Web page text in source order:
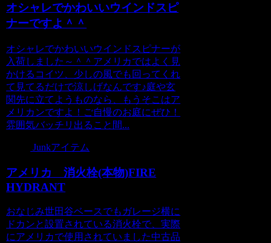
オシャレでかわいいウインドスピ
ナーですよ＾＾
オシャレでかわいいウインドスピナーが
入荷しました～＾＾アメリカではよく見
かけるコイツ、少しの風でも回ってくれ
て見てるだけで涼しげなんです♪庭や玄
関先に立てようものなら、もうそこはア
メリカンですよ！ご自慢のお庭にぜひ！
雰囲気バッチリ出ること間...
Junkアイテム
アメリカ 消火栓(本物)FIRE
HYDRANT
おなじみ世田谷ベースでもガレージ横に
ドカンと設置されている消火栓で、実際
にアメリカで使用されていました中古品